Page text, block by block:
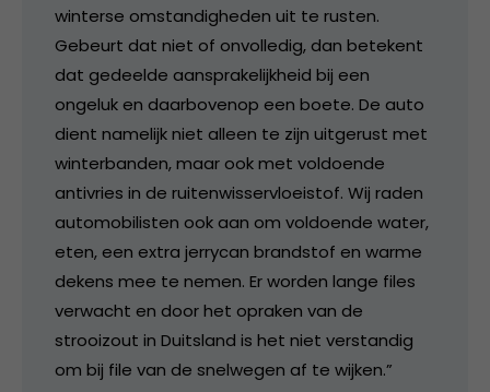
winterse omstandigheden uit te rusten.
Gebeurt dat niet of onvolledig, dan betekent
dat gedeelde aansprakelijkheid bij een
ongeluk en daarbovenop een boete. De auto
dient namelijk niet alleen te zijn uitgerust met
winterbanden, maar ook met voldoende
antivries in de ruitenwisservloeistof. Wij raden
automobilisten ook aan om voldoende water,
eten, een extra jerrycan brandstof en warme
dekens mee te nemen. Er worden lange files
verwacht en door het opraken van de
strooizout in Duitsland is het niet verstandig
om bij file van de snelwegen af te wijken.”